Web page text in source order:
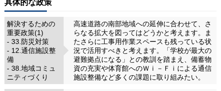
具体的な政策
解決するための
重要政策(1)
- 33.防災対策
- 12.通信施設整
備
- 38.地域コミュ
ニティづくり
高速道路の南部地域への延伸に合わせて、さ
らなる拡大を図ってはどうかと考えます。ま
たさらに工事用作業スペースも残っている状
況で活用すべきと考えます。「学校が最大の
避難拠点になる」との教訓を踏まえ、備蓄物
資の充実や体育館へのＷｉ－Ｆｉによる通信
施設整備など多くの課題に取り組みたい。